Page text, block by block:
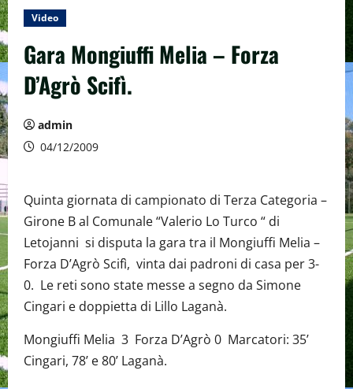
Video
Gara Mongiuffi Melia – Forza
D’Agrò Scifì.
admin
04/12/2009
Quinta giornata di campionato di Terza Categoria –
Girone B al Comunale “Valerio Lo Turco “ di
Letojanni si disputa la gara tra il Mongiuffi Melia –
Forza D’Agrò Scifì, vinta dai padroni di casa per 3-
0. Le reti sono state messe a segno da Simone
Cingari e doppietta di Lillo Laganà.
Mongiuffi Melia 3 Forza D’Agrò 0 Marcatori: 35’
Cingari, 78’ e 80’ Laganà.